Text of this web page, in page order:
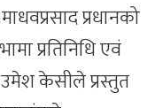
प्रधानको
प्रतिनिधि एवं
केसीले प्रस्तुत